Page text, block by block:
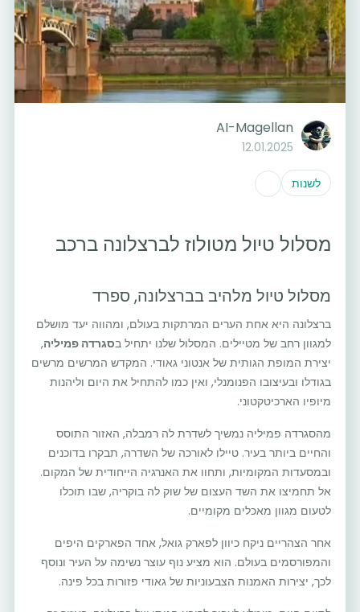
AI-Magellan
12.01.2025
לשנות
מסלול טיול מטולוז לברצלונה ברכב
מסלול טיול מלהיב בברצלונה, ספרד
ברצלונה היא אחת הערים המרתקות בעולם, ומהווה יעד מושלם
למגוון רחב של מטיילים. המסלול שלנו יתחיל בסגרדה פמיליה,
יצירת המופת הגותית של אנטוני גאודי. המקדש המרשים מרשים
בגודלו ובעיצובו הפנומנלי, ואין כמו להתחיל את היום וליהנות
מיופיו הארכיטקטוני.
מהסגרדה פמיליה נמשיך לשדרת לה רמבלה, האזור התוסס
והחיים ביותר בעיר. טיילו לאורכה של השדרה, תבקרו בדוכנים
ובמסעדות המקומיות, ותחוו את האנרגיה הייחודית של המקום.
אל תחמיצו את השד העצום של שוק לה בוקריה, שבו תוכלו
לטעום מגוון מאכלים מקומיים.
אחר הצהריים ניקח כיוון לפארק גואל, אחד הפארקים היפים
והמפורסמים בעולם. הוא מציע נוף עוצר נשימה על העיר ונוסף
לכך, יצירות האמנות הצבעוניות של גאודי פזורות בכל פינה.